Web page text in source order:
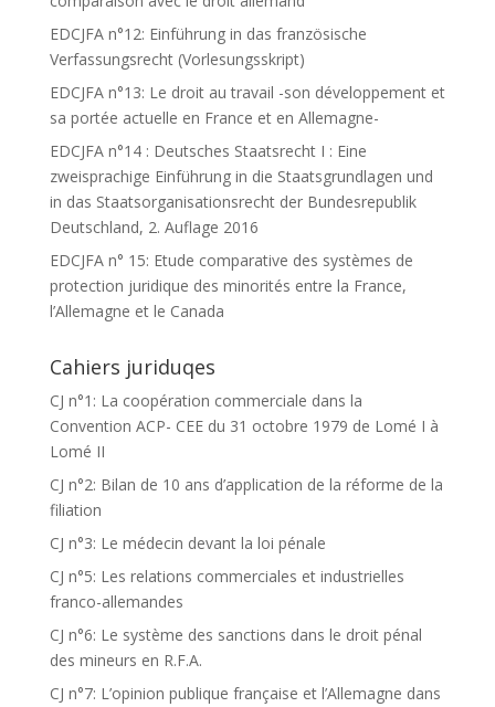
EDCJFA n°12: Einführung in das französische
Verfassungsrecht (Vorlesungsskript)
EDCJFA n°13: Le droit au travail -son développement et
sa portée actuelle en France et en Allemagne-
EDCJFA n°14 : Deutsches Staatsrecht I : Eine
zweisprachige Einführung in die Staatsgrundlagen und
in das Staatsorganisationsrecht der Bundesrepublik
Deutschland, 2. Auflage 2016
EDCJFA n° 15: Etude comparative des systèmes de
protection juridique des minorités entre la France,
l’Allemagne et le Canada
Cahiers juriduqes
CJ n°1: La coopération commerciale dans la
Convention ACP- CEE du 31 octobre 1979 de Lomé I à
Lomé II
CJ n°2: Bilan de 10 ans d’application de la réforme de la
filiation
CJ n°3: Le médecin devant la loi pénale
CJ n°5: Les relations commerciales et industrielles
franco-allemandes
CJ n°6: Le système des sanctions dans le droit pénal
des mineurs en R.F.A.
CJ n°7: L’opinion publique française et l’Allemagne dans